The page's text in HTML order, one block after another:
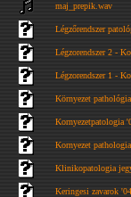
maj_prepik.wav
Légzőrendszer
Légzorendszer 2 -
Légzorendszer 1 -
Környezet
Kornyezetpatologia
Kornyezet
Klinikopatologia
Keringesi zavarok